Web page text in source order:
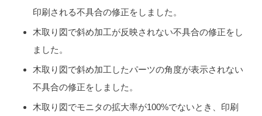
印刷される不具合の修正をしました。
木取り図で斜め加工が反映されない不具合の修正をし
ました。
木取り図で斜め加工したパーツの角度が表示されない
不具合の修正をしました。
木取り図でモニタの拡大率が100%でないとき、印刷